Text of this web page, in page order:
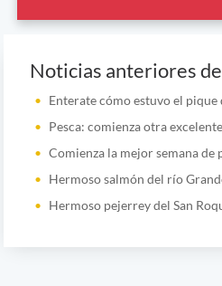
Noticias anteriores
Enterate cómo estuvo el pique
Pesca: comienza otra
Comienza la mejor semana de
Hermoso salmón del río
Hermoso pejerrey del San